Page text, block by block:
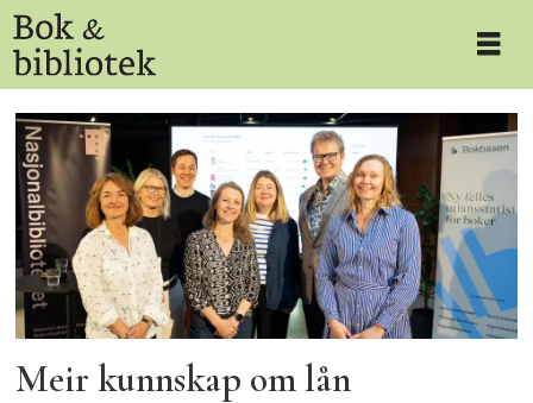
Tag:
bokbasen
statistikk
Meir kunnskap om lån